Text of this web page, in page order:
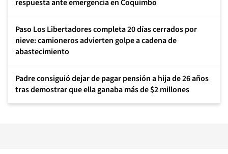
respuesta ante emergencia en Coquimbo
Paso Los Libertadores completa 20 días cerrados por
nieve: camioneros advierten golpe a cadena de
abastecimiento
Padre consiguió dejar de pagar pensión a hija de 26 años
tras demostrar que ella ganaba más de $2 millones